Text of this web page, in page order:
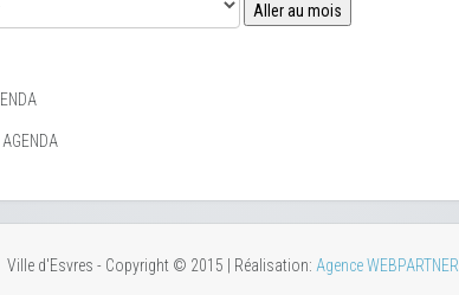
Aller au mois
Ville d'Esvres - Copyright © 2015 | Réalisation: Agence WEBPARTNER